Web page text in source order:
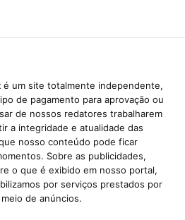
é um site totalmente independente,
de pagamento para aprovação ou
de nossos redatores trabalharem
a integridade e atualidade das
nosso conteúdo pode ficar
Sobre as publicidades,
o que é exibido em nosso portal,
por serviços prestados por
de anúncios.